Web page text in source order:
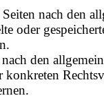
nach den
oder
den